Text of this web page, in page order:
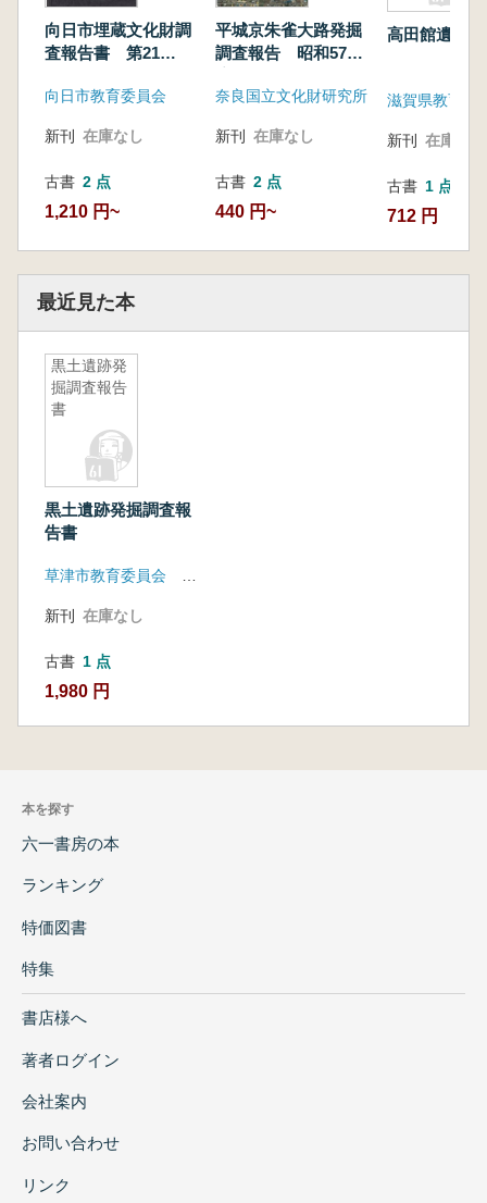
向日市埋蔵文化財調
査報告書 第21
向日市教育委員会
新刊 在庫なし
古書 2 点
1,210 円~
平城京朱雀大路発掘
調査報告 昭和57年
奈良国立文化財研究所
新刊 在庫なし
古書 2 点
440 円~
高田館遺跡
新刊 在庫なし
古書 1 点
712 円
最近見た本
黒土遺跡発
掘調査報告
書
黒土遺跡発掘調査報
告書
草津市教育委員会 滋賀県文化財保護協会
新刊 在庫なし
古書 1 点
1,980 円
本を探す
六一書房の本
ランキング
特価図書
特集
書店様へ
著者ログイン
会社案内
お問い合わせ
リンク